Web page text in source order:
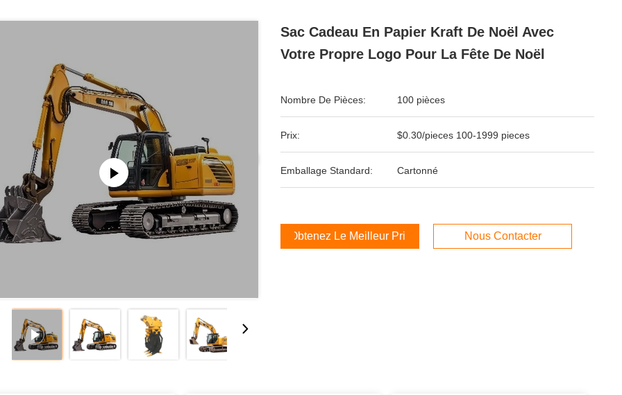
Sac Cadeau En Papier Kraft De Noël Avec
Votre Propre Logo Pour La Fête De Noël
Nombre De Pièces: 100 pièces
Prix: $0.30/pieces 100-1999 pieces
Emballage Standard: Cartonné
Obtenez Le Meilleur Prix Nous Contacter